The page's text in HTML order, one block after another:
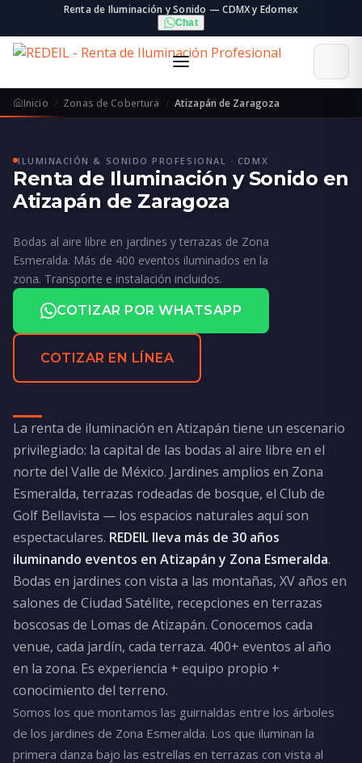
Renta de Iluminación y Sonido — CDMX y Edomex
Chat
Inicio Zonas de Cobertura Atizapán de Zaragoza
ILUMINACIÓN & SONIDO PROFESIONAL · CDMX
Renta de Iluminación y Sonido en
Atizapán de Zaragoza
Bodas al aire libre en jardines y terrazas de Zona
Esmeralda. Más de 400 eventos iluminados en la
zona. Transporte e instalación incluidos.
COTIZAR POR WHATSAPP
COTIZAR EN LÍNEA
La renta de iluminación en Atizapán tiene un escenario
privilegiado: la capital de las bodas al aire libre en el
norte del Valle de México. Jardines amplios en Zona
Esmeralda, terrazas rodeadas de bosque, el Club de
Golf Bellavista — los espacios naturales aquí son
espectaculares. REDEIL lleva más de 30 años
iluminando eventos en Atizapán y Zona Esmeralda.
Bodas en jardines con vista a las montañas, XV años en
salones de Ciudad Satélite, recepciones en terrazas
boscosas de Lomas de Atizapán. Conocemos cada
venue, cada jardín, cada terraza. 400+ eventos al año
en la zona. Es experiencia + equipo propio +
conocimiento del terreno.
Somos los que montamos las guirnaldas entre los árboles
de los jardines de Zona Esmeralda. Los que iluminan la
primera danza bajo las estrellas en terrazas con vista al